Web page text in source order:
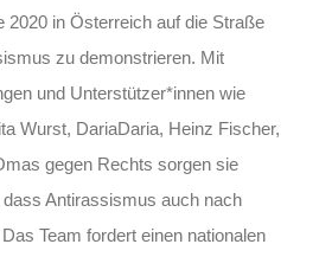
2020 in Österreich auf die Straße
zu demonstrieren. Mit
und Unterstützer*innen wie
Wurst, DariaDaria, Heinz Fischer,
gegen Rechts sorgen sie
dass Antirassismus auch nach
Team fordert einen nationalen